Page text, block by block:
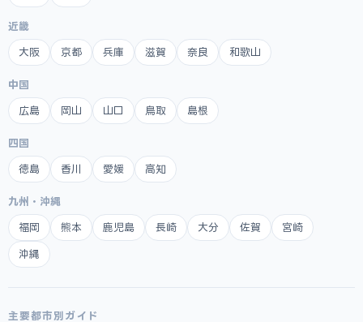
近畿
大阪 京都 兵庫 滋賀 奈良 和歌山
中国
広島 岡山 山口 鳥取 島根
四国
徳島 香川 愛媛 高知
九州・沖縄
福岡 熊本 鹿児島 長崎 大分 佐賀 宮崎
沖縄
主要都市別ガイド